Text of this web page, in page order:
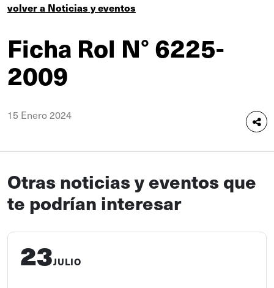
volver a Noticias y eventos
Ficha Rol N° 6225-
2009
15 Enero 2024
Otras noticias y eventos que
te podrían interesar
23JULIO